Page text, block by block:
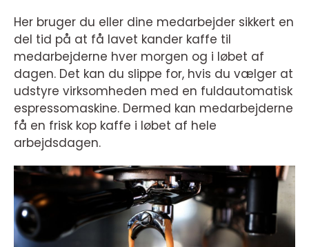
Her bruger du eller dine medarbejder sikkert en
del tid på at få lavet kander kaffe til
medarbejderne hver morgen og i løbet af
dagen. Det kan du slippe for, hvis du vælger at
udstyre virksomheden med en fuldautomatisk
espressomaskine. Dermed kan medarbejderne
få en frisk kop kaffe i løbet af hele
arbejdsdagen.